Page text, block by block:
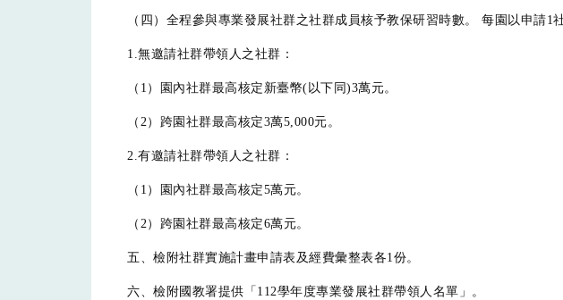
（四）全程參與專業發展社群之社群成員核予教保研習時數。 每園以申請
1.無邀請社群帶領人之社群：
（1）園內社群最高核定新臺幣(以下同)3萬元。
（2）跨園社群最高核定3萬5,000元。
2.有邀請社群帶領人之社群：
（1）園內社群最高核定5萬元。
（2）跨園社群最高核定6萬元。
五、檢附社群實施計畫申請表及經費彙整表各1份。
六、檢附國教署提供「112學年度專業發展社群帶領人名單」。